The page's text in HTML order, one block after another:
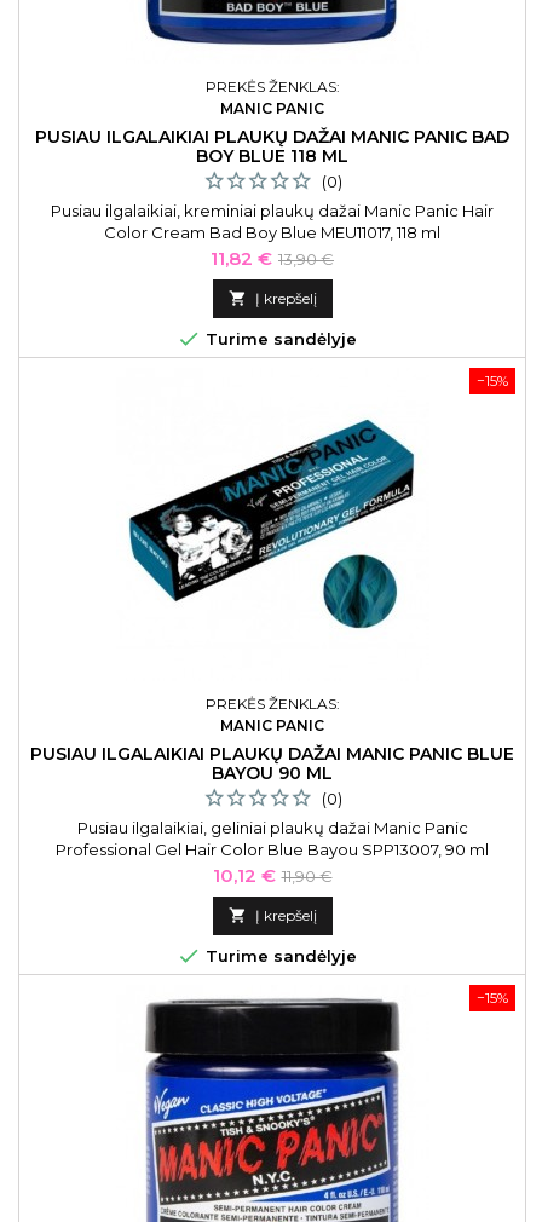
PREKĖS ŽENKLAS:
MANIC PANIC
PUSIAU ILGALAIKIAI PLAUKŲ DAŽAI MANIC PANIC BAD
BOY BLUE 118 ML
(0)
Pusiau ilgalaikiai, kreminiai plaukų dažai Manic Panic Hair
Color Cream Bad Boy Blue MEU11017, 118 ml
Kaina
11,82 € Bazinė
kaina
13,90 €
 Į krepšelį
 Turime sandėlyje
−15%
PREKĖS ŽENKLAS:
MANIC PANIC
PUSIAU ILGALAIKIAI PLAUKŲ DAŽAI MANIC PANIC BLUE
BAYOU 90 ML
(0)
Pusiau ilgalaikiai, geliniai plaukų dažai Manic Panic
Professional Gel Hair Color Blue Bayou SPP13007, 90 ml
Kaina
10,12 € Bazinė
kaina
11,90 €
 Į krepšelį
 Turime sandėlyje
−15%